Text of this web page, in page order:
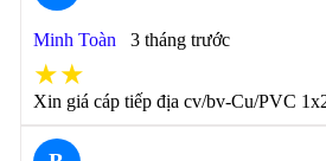
Minh Toàn 3 tháng trước
★★
Xin giá cáp tiếp địa cv/bv-Cu/PVC